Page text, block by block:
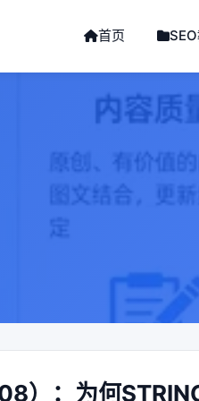
首页
）：为何